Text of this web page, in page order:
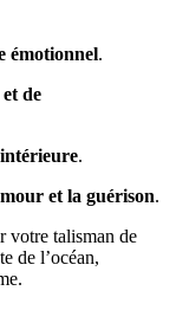
émotionnel.
de
.
et la guérison.
votre talisman de
de l’océan,